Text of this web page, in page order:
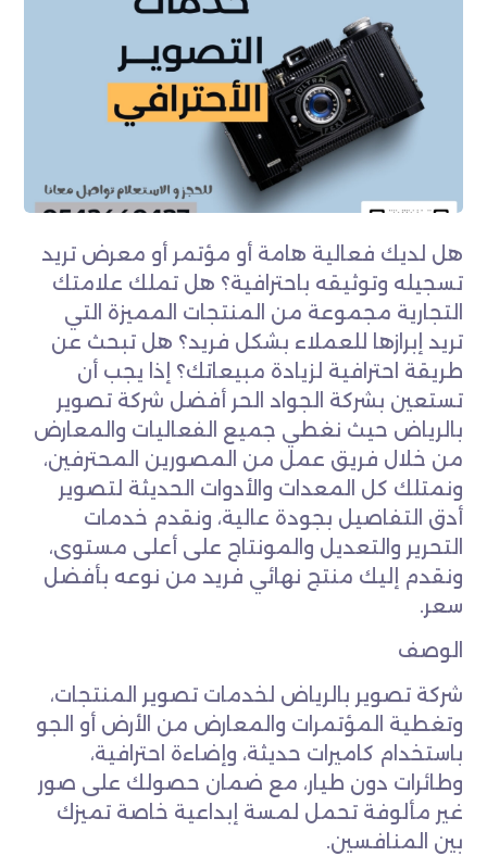
هل لديك فعالية هامة أو مؤتمر أو معرض تريد
تسجيله وتوثيقه باحترافية؟ هل تملك علامتك
التجارية مجموعة من المنتجات المميزة التي
تريد إبرازها للعملاء بشكل فريد؟ هل تبحث عن
طريقة احترافية لزيادة مبيعاتك؟ إذا يجب أن
تستعين بشركة الجواد الحر أفضل شركة تصوير
بالرياض حيث نغطي جميع الفعاليات والمعارض
من خلال فريق عمل من المصورين المحترفين،
ونمتلك كل المعدات والأدوات الحديثة لتصوير
أدق التفاصيل بجودة عالية، ونقدم خدمات
التحرير والتعديل والمونتاج على أعلى مستوى،
ونقدم إليك منتج نهائي فريد من نوعه بأفضل
سعر.
الوصف
شركة تصوير بالرياض لخدمات تصوير المنتجات،
وتغطية المؤتمرات والمعارض من الأرض أو الجو
باستخدام كاميرات حديثة، وإضاءة احترافية،
وطائرات دون طيار، مع ضمان حصولك على صور
غير مألوفة تحمل لمسة إبداعية خاصة تميزك
بين المنافسين.